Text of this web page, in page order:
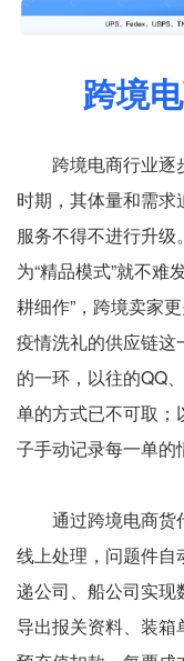
跨境
跨境电商行业逐
时期，其体量和需
服务不得不进行升级
为“精品模式”就不难
耕细作”，跨境卖家
疫情洗礼的供应链
的一环，以往的QQ
单的方式已不可取
子手动记录每一单的
通过跨境电商货
线上处理，问题件
递公司、船公司实现
导出报关资料、装箱